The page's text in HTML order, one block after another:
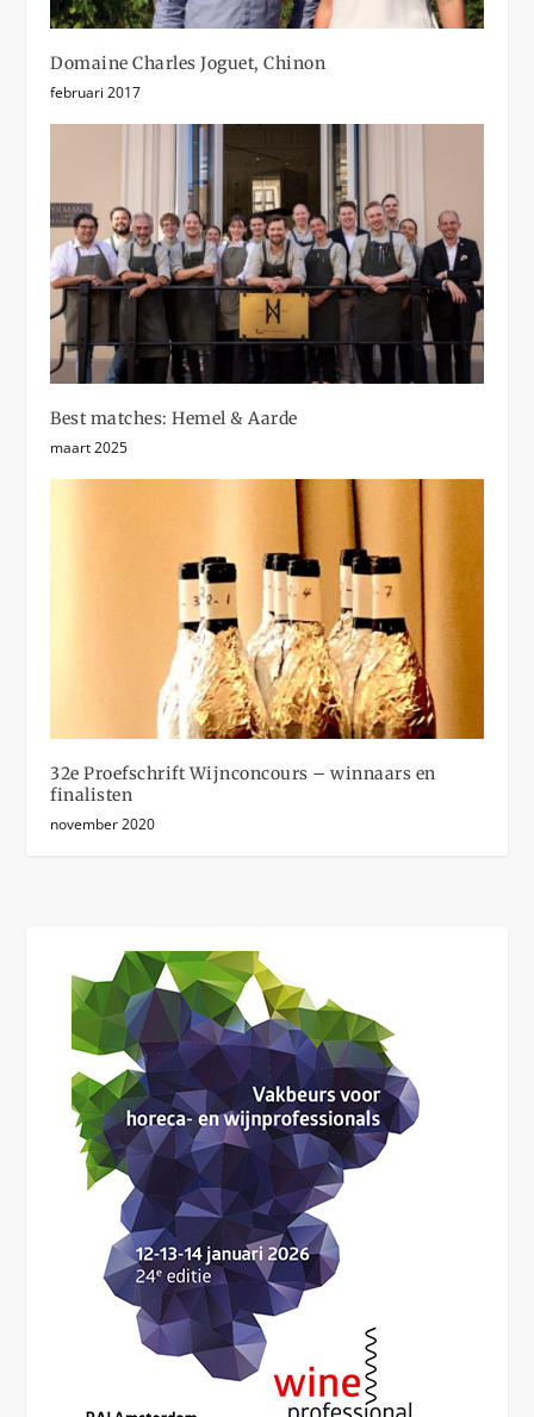
Domaine Charles Joguet, Chinon
februari 2017
Best matches: Hemel & Aarde
maart 2025
32e Proefschrift Wijnconcours – winnaars en
finalisten
november 2020